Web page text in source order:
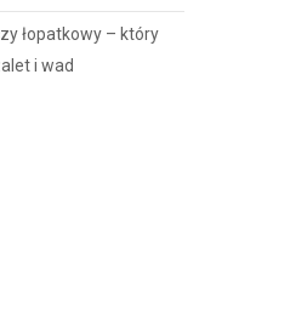
łopatkowy – który
i wad